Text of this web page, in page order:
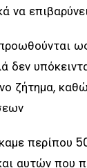
να
ζήτημα,
περίπου
αυτών που